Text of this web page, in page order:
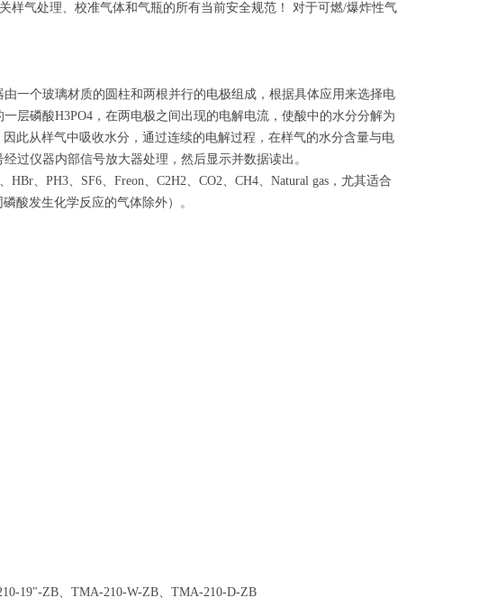
样气处理、校准气体和气瓶的所有当前安全规范！ 对于可燃/爆炸性气
个玻璃材质的圆柱和两根并行的电极组成，根据具体应用来选择电
层磷酸H3PO4，在两电极之间出现的电解电流，使酸中的水分分解为
此从样气中吸收水分，通过连续的电解过程，在样气的水分含量与电
过仪器内部信号放大器处理，然后显示并数据读出。
、PH3、SF6、Freon、C2H2、CO2、CH4、Natural gas，尤其适合
酸发生化学反应的气体除外）。
19"-ZB、TMA-210-W-ZB、TMA-210-D-ZB